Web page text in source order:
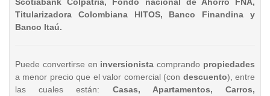
Titularizadora Colombiana HITOS, Banco Finandina y
Banco Itaú.
Puede convertirse en inversionista comprando propiedades
a menor precio que el valor comercial (con descuento), entre
las cuales están: Casas, Apartamentos, Carros,